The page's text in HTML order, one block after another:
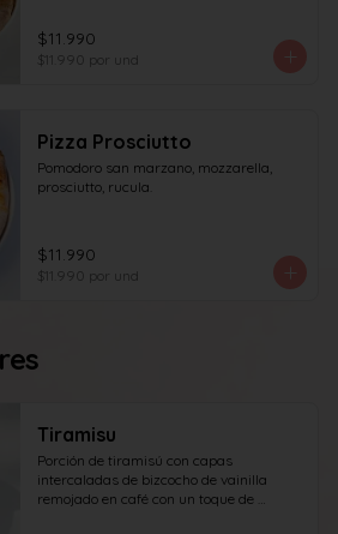
$11.990
$11.990 por und
Pizza Prosciutto
Pomodoro san marzano, mozzarella,
prosciutto, rucula.
$11.990
$11.990 por und
Tiramisu
Porción de tiramisú con capas
intercaladas de bizcocho de vainilla
remojado en café con un toque de